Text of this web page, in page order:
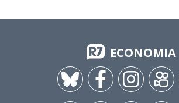
ECONOMIA